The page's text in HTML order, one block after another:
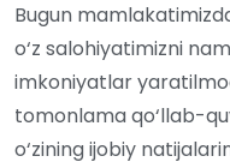
Bugun
o‘z salohiyatimizni
imkoniyatlar
tomonlama qo‘llab-
o‘zining ijobiy